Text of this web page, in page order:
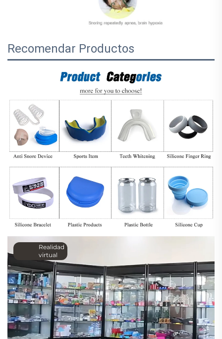
Recomendar Productos
Realidad
virtual